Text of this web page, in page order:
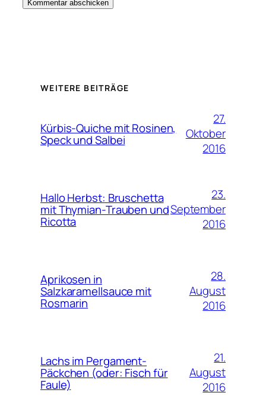
WEITERE BEITRÄGE
Kürbis-Quiche mit Rosinen,
Speck und Salbei
27.
Oktober
2016
Hallo Herbst: Bruschetta
mit Thymian-Trauben und
Ricotta
23.
September
2016
Aprikosen in
Salzkaramellsauce mit
Rosmarin
28.
August
2016
Lachs im Pergament-
Päckchen (oder: Fisch für
Faule)
21.
August
2016